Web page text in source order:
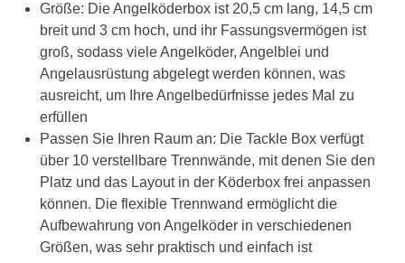
Größe: Die Angelköderbox ist 20,5 cm lang, 14,5 cm
breit und 3 cm hoch, und ihr Fassungsvermögen ist
groß, sodass viele Angelköder, Angelblei und
Angelausrüstung abgelegt werden können, was
ausreicht, um Ihre Angelbedürfnisse jedes Mal zu
erfüllen
Passen Sie Ihren Raum an: Die Tackle Box verfügt
über 10 verstellbare Trennwände, mit denen Sie den
Platz und das Layout in der Köderbox frei anpassen
können. Die flexible Trennwand ermöglicht die
Aufbewahrung von Angelköder in verschiedenen
Größen, was sehr praktisch und einfach ist